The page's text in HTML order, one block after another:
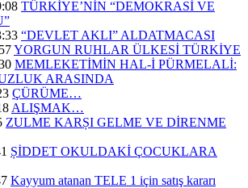
TÜRKİYE’NİN “DEMOKRASİ VE
“DEVLET AKLI” ALDATMACASI
YORGUN RUHLAR ÜLKESİ TÜRKİYE
MEMLEKETİMİN HAL-İ PÜRMELALİ:
ARASINDA
ÇÜRÜME…
ALIŞMAK…
ZULME KARȘI GELME VE DİRENME
ȘİDDET OKULDAKİ ÇOCUKLARA
Kayyum atanan TELE 1 için satış kararı